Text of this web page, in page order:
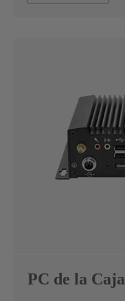
PC de la Caja